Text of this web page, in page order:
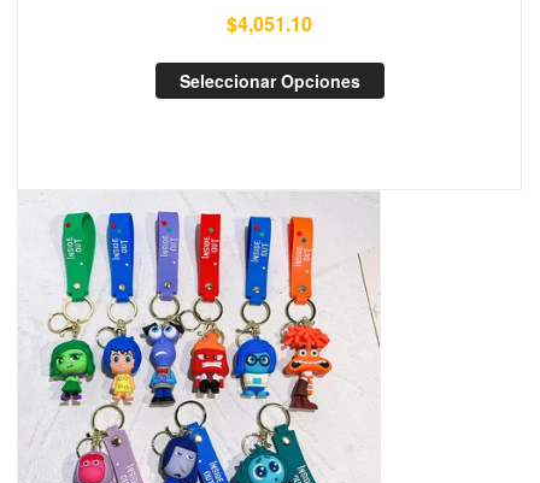
$4,051.10
Seleccionar Opciones